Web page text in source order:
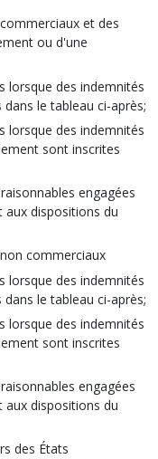
et des
ou d'une
lorsque des indemnités
le tableau ci-après;
lorsque des indemnités
sont inscrites
engagées
dispositions du
commerciaux
lorsque des indemnités
le tableau ci-après;
lorsque des indemnités
sont inscrites
engagées
dispositions du
des États